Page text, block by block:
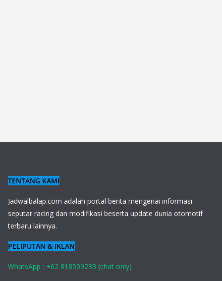
TENTANG KAMI
Jadwalbalap.com adalah portal berita mengenai informasi
seputar racing dan modifikasi beserta update dunia otomotif
terbaru lainnya.
PELIPUTAN & IKLAN
WhatsApp : +62 818509233 (chat only)